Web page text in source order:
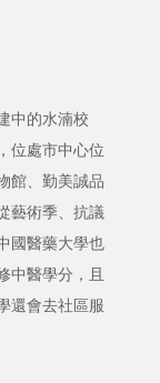
中的水湳校
位處市中心位
館、勤美誠品
藝術季、抗議
國醫藥大學也
中醫學分，且
還會去社區服